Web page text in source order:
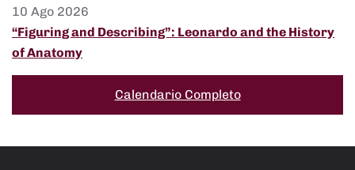
10 Ago 2026
“Figuring and Describing”: Leonardo and the History
of Anatomy
Calendario Completo